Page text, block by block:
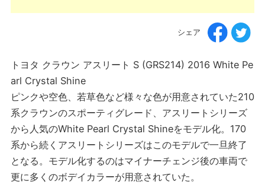
シェア
トヨタ クラウン アスリート S (GRS214) 2016 White Pe
arl Crystal Shine
ピンクや空色、若草色など様々な色が用意されていた210
系クラウンのスポーティグレード、アスリートシリーズ
から人気のWhite Pearl Crystal Shineをモデル化。170
系から続くアスリートシリーズはこのモデルで一旦終了
となる。モデル化するのはマイナーチェンジ後の車両で
更に多くのボデイカラーが用意されていた。